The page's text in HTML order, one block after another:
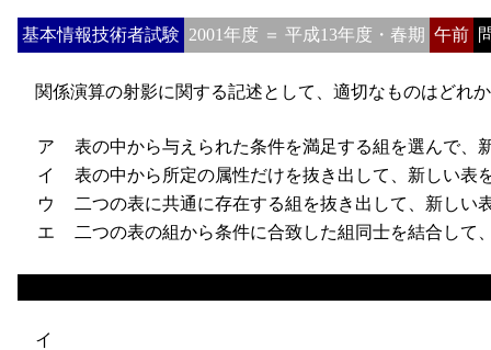
基本情報技術者試験 2001年度 ＝ 平成13年度・春期 午前
関係演算の射影に関する記述として、適切なものはどれ
ア
表の中から与えられた条件を満足する組を選んで、
イ
表の中から所定の属性だけを抜き出して、新しい表
ウ
二つの表に共通に存在する組を抜き出して、新しい
エ
二つの表の組から条件に合致した組同士を結合して
イ